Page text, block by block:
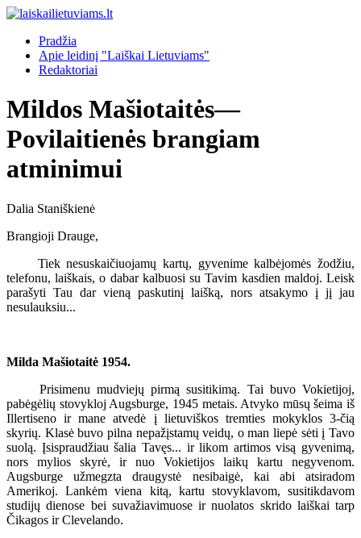
Pradžia
Apie leidinį "Laiškai Lietuviams"
Redaktoriai
Mildos Mašiotaitės—
Povilaitienės brangiam
atminimui
Dalia Staniškienė
Brangioji Drauge,
Tiek nesuskaičiuojamų kartų, gyvenime kalbėjomės žodžiu,
telefonu, laiškais, o dabar kalbuosi su Tavim kasdien maldoj. Leisk
parašyti Tau dar vieną paskutinį laišką, nors atsakymo į jį jau
nesulauksiu...
Milda Mašiotaitė 1954.
Prisimenu mudviejų pirmą susitikimą. Tai buvo Vokietijoj,
pabėgėlių stovykloj Augsburge, 1945 metais. Atvyko mūsų šeima iš
Illertiseno ir mane atvedė į lietuviškos tremties mokyklos 3-čią
skyrių. Klasė buvo pilna nepažįstamų veidų, o man liepė sėti į Tavo
suolą. Įsispraudžiau šalia Tavęs... ir likom artimos visą gyvenimą,
nors mylios skyrė, ir nuo Vokietijos laikų kartu negyvenom.
Augsburge užmegzta draugystė nesibaigė, kai abi atsiradom
Amerikoj. Lankėm viena kitą, kartu stovyklavom, susitikdavom
studijų dienose bei suvažiavimuose ir nuolatos skrido laiškai tarp
Čikagos ir Clevelando.